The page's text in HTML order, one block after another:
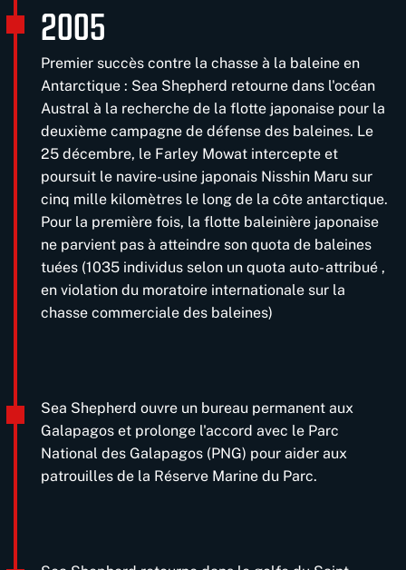
2005
Premier succès contre la chasse à la baleine en
Antarctique : Sea Shepherd retourne dans l'océan
Austral à la recherche de la flotte japonaise pour la
deuxième campagne de défense des baleines. Le
25 décembre, le Farley Mowat intercepte et
poursuit le navire-usine japonais Nisshin Maru sur
cinq mille kilomètres le long de la côte antarctique.
Pour la première fois, la flotte baleinière japonaise
ne parvient pas à atteindre son quota de baleines
tuées (1035 individus selon un quota auto- attribué ,
en violation du moratoire internationale sur la
chasse commerciale des baleines)
Sea Shepherd ouvre un bureau permanent aux
Galapagos et prolonge l'accord avec le Parc
National des Galapagos (PNG) pour aider aux
patrouilles de la Réserve Marine du Parc.